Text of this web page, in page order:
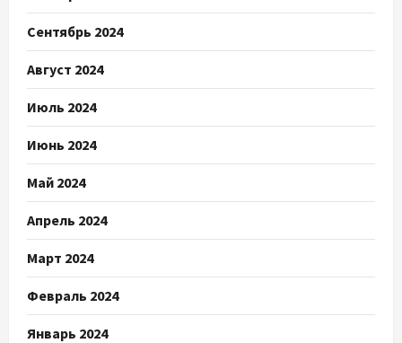
Сентябрь 2024
Август 2024
Июль 2024
Июнь 2024
Май 2024
Апрель 2024
Март 2024
Февраль 2024
Январь 2024